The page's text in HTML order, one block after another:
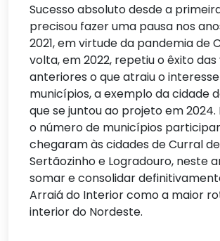
Sucesso absoluto desde a
precisou fazer uma pausa nos
2021, em virtude da pandemia de
volta, em 2022, repetiu o êxito das
anteriores o que atraiu o
municípios, a exemplo da cidade
que se juntou ao projeto em 2024.
o número de municípios
chegaram às cidades de Curral
Sertãozinho e Logradouro, neste
somar e consolidar
Arraiá do Interior como a maior
interior do Nordeste.